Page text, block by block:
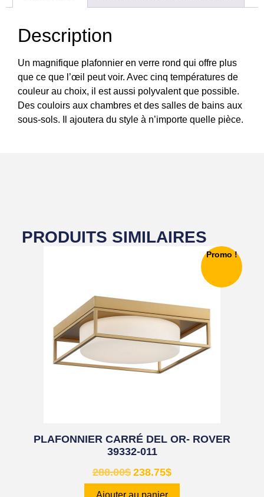
Description
Un magnifique plafonnier en verre rond qui offre plus
que ce que l’œil peut voir. Avec cinq températures de
couleur au choix, il est aussi polyvalent que possible.
Des couloirs aux chambres et des salles de bains aux
sous-sols. Il ajoutera du style à n’importe quelle pièce.
PRODUITS SIMILAIRES
Promo !
PLAFONNIER CARRÉ DEL OR- ROVER
39332-011
288.00$ 238.75$